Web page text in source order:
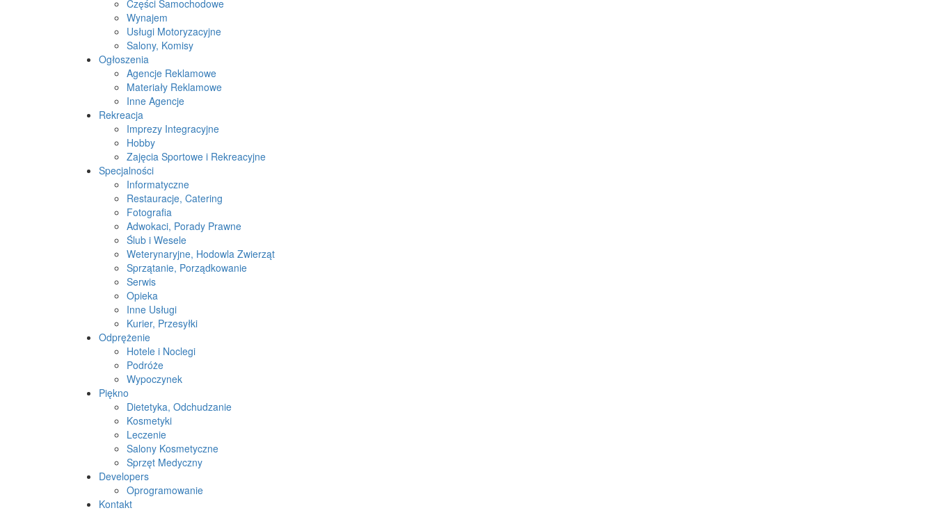
Części Samochodowe
Wynajem
Usługi Motoryzacyjne
Salony, Komisy
Ogłoszenia
Agencje Reklamowe
Materiały Reklamowe
Inne Agencje
Rekreacja
Imprezy Integracyjne
Hobby
Zajęcia Sportowe i Rekreacyjne
Specjalności
Informatyczne
Restauracje, Catering
Fotografia
Adwokaci, Porady Prawne
Ślub i Wesele
Weterynaryjne, Hodowla Zwierząt
Sprzątanie, Porządkowanie
Serwis
Opieka
Inne Usługi
Kurier, Przesyłki
Odprężenie
Hotele i Noclegi
Podróże
Wypoczynek
Piękno
Dietetyka, Odchudzanie
Kosmetyki
Leczenie
Salony Kosmetyczne
Sprzęt Medyczny
Developers
Oprogramowanie
Kontakt